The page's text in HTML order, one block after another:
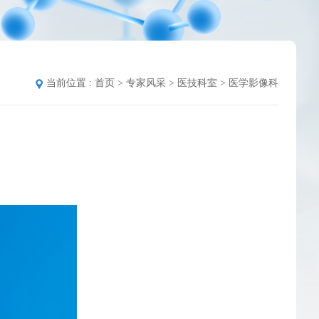
当前位置 : 首页 > 专家风采 > 医技科室 > 医学影像科